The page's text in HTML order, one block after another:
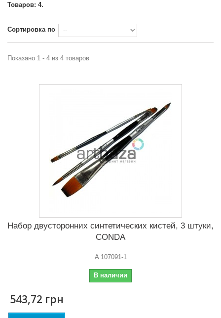
Товаров: 4.
Сортировка по
Показано 1 - 4 из 4 товаров
Набор двусторонних синтетических кистей, 3 штуки,
CONDA
A 107091-1
В наличии
543,72 грн